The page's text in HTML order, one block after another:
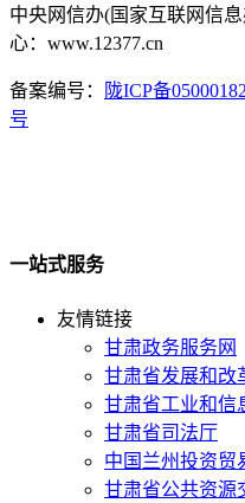
中央网信办(国家互联网信
心：www.12377.cn
备案编号： 陇ICP备
号
一站式服务
友情链接
甘肃政务服务网
甘肃省发展和改
甘肃省工业和信
甘肃省司法厅
中国兰州投资贸
甘肃省公共资源